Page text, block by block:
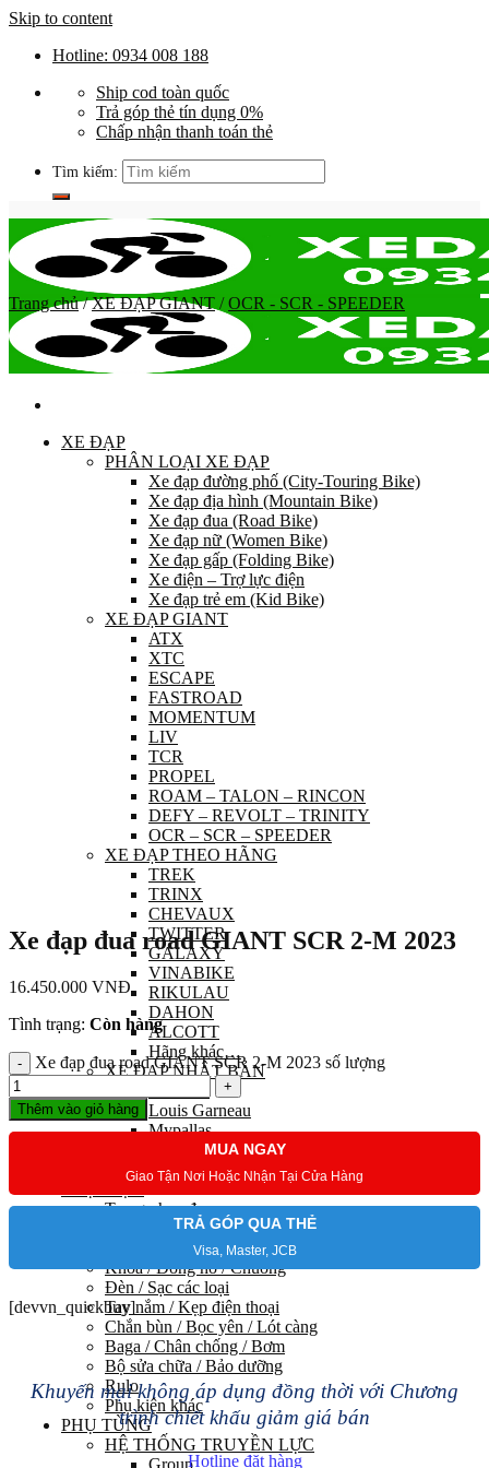
Skip to content
Hotline: 0934 008 188
Ship cod toàn quốc
Trả góp thẻ tín dụng 0%
Chấp nhận thanh toán thẻ
Tìm kiếm:
XE ĐẠP
PHÂN LOẠI XE ĐẠP
Xe đạp đường phố (City-Touring Bike)
Xe đạp địa hình (Mountain Bike)
Xe đạp đua (Road Bike)
Xe đạp nữ (Women Bike)
Xe đạp gấp (Folding Bike)
Xe điện – Trợ lực điện
Xe đạp trẻ em (Kid Bike)
XE ĐẠP GIANT
ATX
XTC
ESCAPE
FASTROAD
MOMENTUM
LIV
TCR
PROPEL
ROAM – TALON – RINCON
DEFY – REVOLT – TRINITY
OCR – SCR – SPEEDER
XE ĐẠP THEO HÃNG
TREK
TRINX
CHEVAUX
TWITTER
GALAXY
VINABIKE
RIKULAU
DAHON
ALCOTT
Hãng khác…
XE ĐẠP NHẬT BẢN
Louis Garneau
Mypallas
Kawamura
Trang phục đạp xe
Balo / Túi chứa đồ các loại
Chai nước / Gá kẹp
Khoá / Đồng hồ / Chuông
Đèn / Sạc các loại
Tay nắm / Kẹp điện thoại
Chắn bùn / Bọc yên / Lót càng
Baga / Chân chống / Bơm
Bộ sửa chữa / Bảo dưỡng
Rulo
Phụ kiện khác
PHỤ TÙNG
HỆ THỐNG TRUYỀN LỰC
Group
Trang chủ / XE ĐẠP GIANT / OCR - SCR - SPEEDER
Xe đạp đua road GIANT SCR 2-M 2023
16.450.000 VNĐ
Tình trạng: Còn hàng
Xe đạp đua road GIANT SCR 2-M 2023 số lượng
Thêm vào giỏ hàng
MUA NGAY
Giao Tận Nơi Hoặc Nhận Tại Cửa Hàng
TRẢ GÓP QUA THẺ
Visa, Master, JCB
[devvn_quickbuy]
Khuyến mại không áp dụng đồng thời với Chương
trình chiết khấu giảm giá bán
Hotline đặt hàng